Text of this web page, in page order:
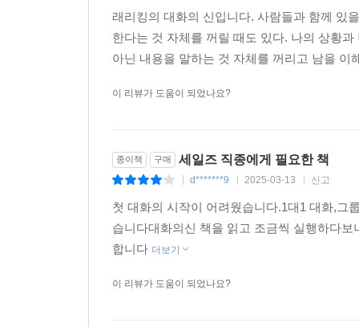
래리킹의 대화의 신입니다. 사람들과 함께 있
한다는 것 자체를 꺼릴 때도 있다. 나의 상황
아닌 내용을 말하는 것 자체를 꺼리고 남을
이 리뷰가 도움이 되었나요?
종이책 구매 세일즈 직종에게 필요한 책
d*******9 2025-03-13 신고
첫 대화의 시작이 어려웠습니다.1대1 대화,그
습니다대화의신 책을 읽고 조금씩 실행하다
합니다 더보기
이 리뷰가 도움이 되었나요?